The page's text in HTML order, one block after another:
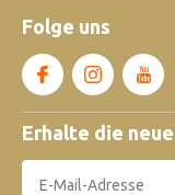
Folge uns
Erhalte die